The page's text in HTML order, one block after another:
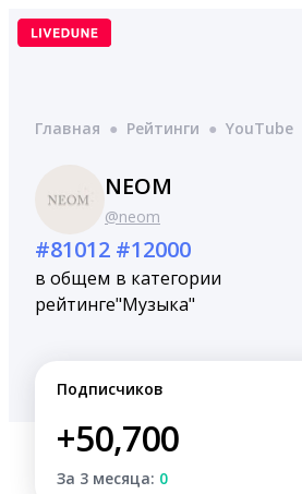
Перейти
Главная ● Рейтинги ● YouTube
NEOM
@neom
#81012
в общем
рейтинге
#12000
в категории
"Музыка"
Подписчиков
+50,700
За 3 месяца: 0